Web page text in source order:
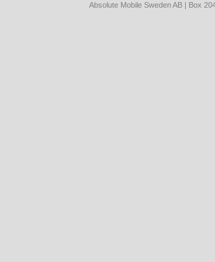
Absolute Mobile Sweden AB | Box